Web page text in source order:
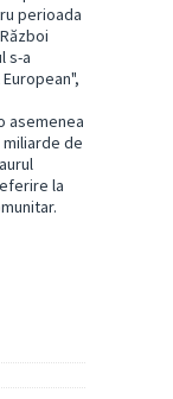
perioada
s-a
asemenea
de
la